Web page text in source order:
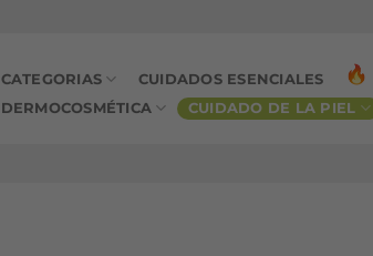
CATEGORIAS CUIDADOS ESENCIALES
DERMOCOSMÉTICA CUIDADO DE LA PIEL